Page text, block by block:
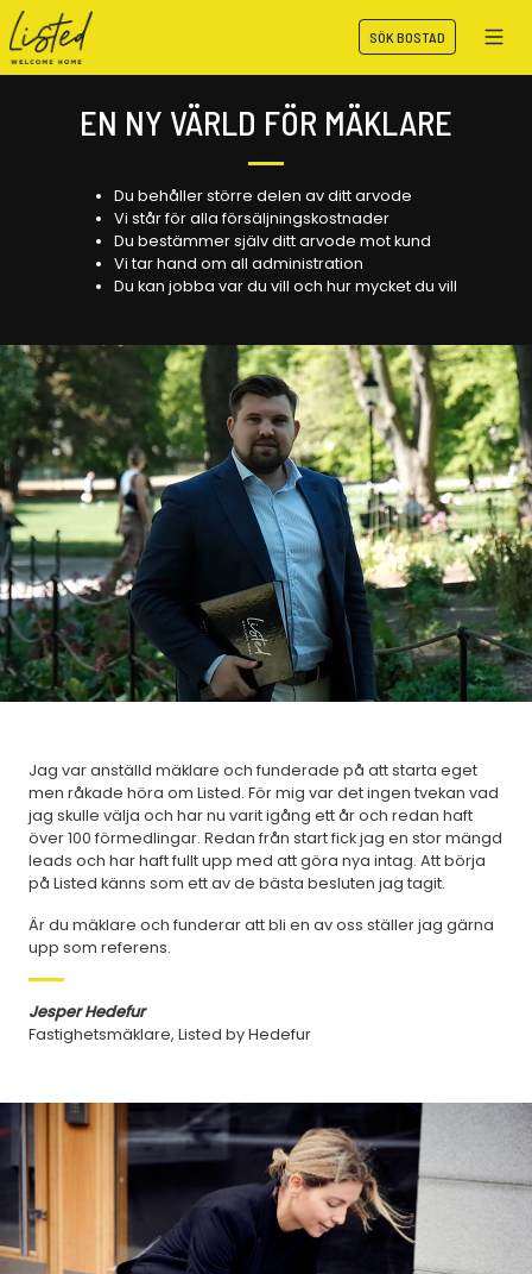
SÖK BOSTAD
EN NY VÄRLD FÖR MÄKLARE
Du behåller större delen av ditt arvode
Vi står för alla försäljningskostnader
Du bestämmer själv ditt arvode mot kund
Vi tar hand om all administration
Du kan jobba var du vill och hur mycket du vill
Jag var anställd mäklare och funderade på att starta eget
men råkade höra om Listed. För mig var det ingen tvekan vad
jag skulle välja och har nu varit igång ett år och redan haft
över 100 förmedlingar. Redan från start fick jag en stor mängd
leads och har haft fullt upp med att göra nya intag. Att börja
på Listed känns som ett av de bästa besluten jag tagit.
Är du mäklare och funderar att bli en av oss ställer jag gärna
upp som referens.
Jesper Hedefur
Fastighetsmäklare, Listed by Hedefur